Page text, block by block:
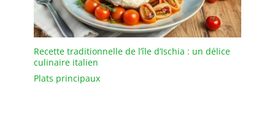
Recette traditionnelle de l’île d’Ischia : un délice
culinaire italien
Plats principaux